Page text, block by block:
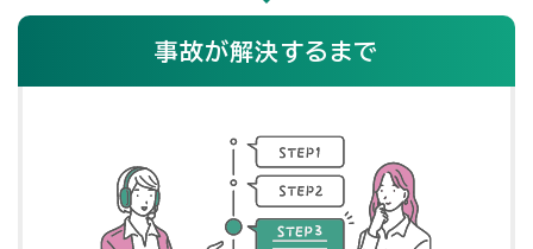
事故が解決するまで